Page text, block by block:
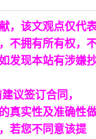
，该文观点仅代
不拥有所有权，
发现本站有涉嫌
议签订合同，
真实性及准确性
若您不同意该提